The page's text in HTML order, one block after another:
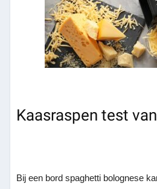
Kaasraspen test
Bij een bord spaghetti bolognese